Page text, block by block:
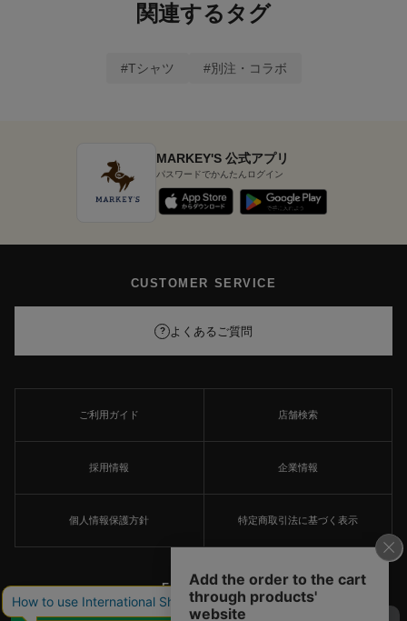
×
関連するタグ
#Tシャツ #別注・コラボ
MARKEY'S 公式アプリ
パスワードでかんたんログイン
CUSTOMER SERVICE
? よくあるご質問
ご利用ガイド 店舗検索
採用情報 企業情報
個人情報保護方針 特定商取引法に基づく表示
FOLLOW US